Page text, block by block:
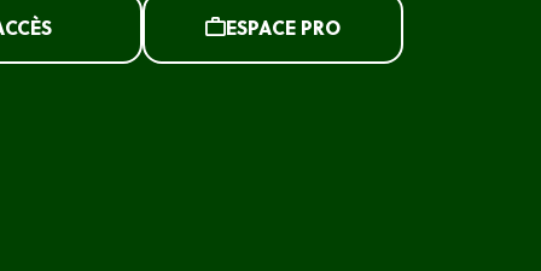
ESPACE PRO